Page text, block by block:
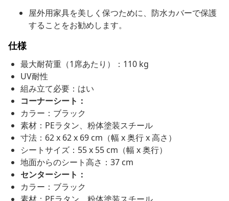
屋外用家具を美しく保つために、防水カバーで保護
することをお勧めします。
仕様
最大耐荷重（1席あたり）：110 kg
UV耐性
組み立て必要：はい
コーナーシート：
カラー：ブラック
素材：PEラタン、粉体塗装スチール
寸法：62 x 62 x 69 cm（幅 x 奥行 x 高さ）
シートサイズ：55 x 55 cm（幅 x 奥行）
地面からのシート高さ：37 cm
センターシート：
カラー：ブラック